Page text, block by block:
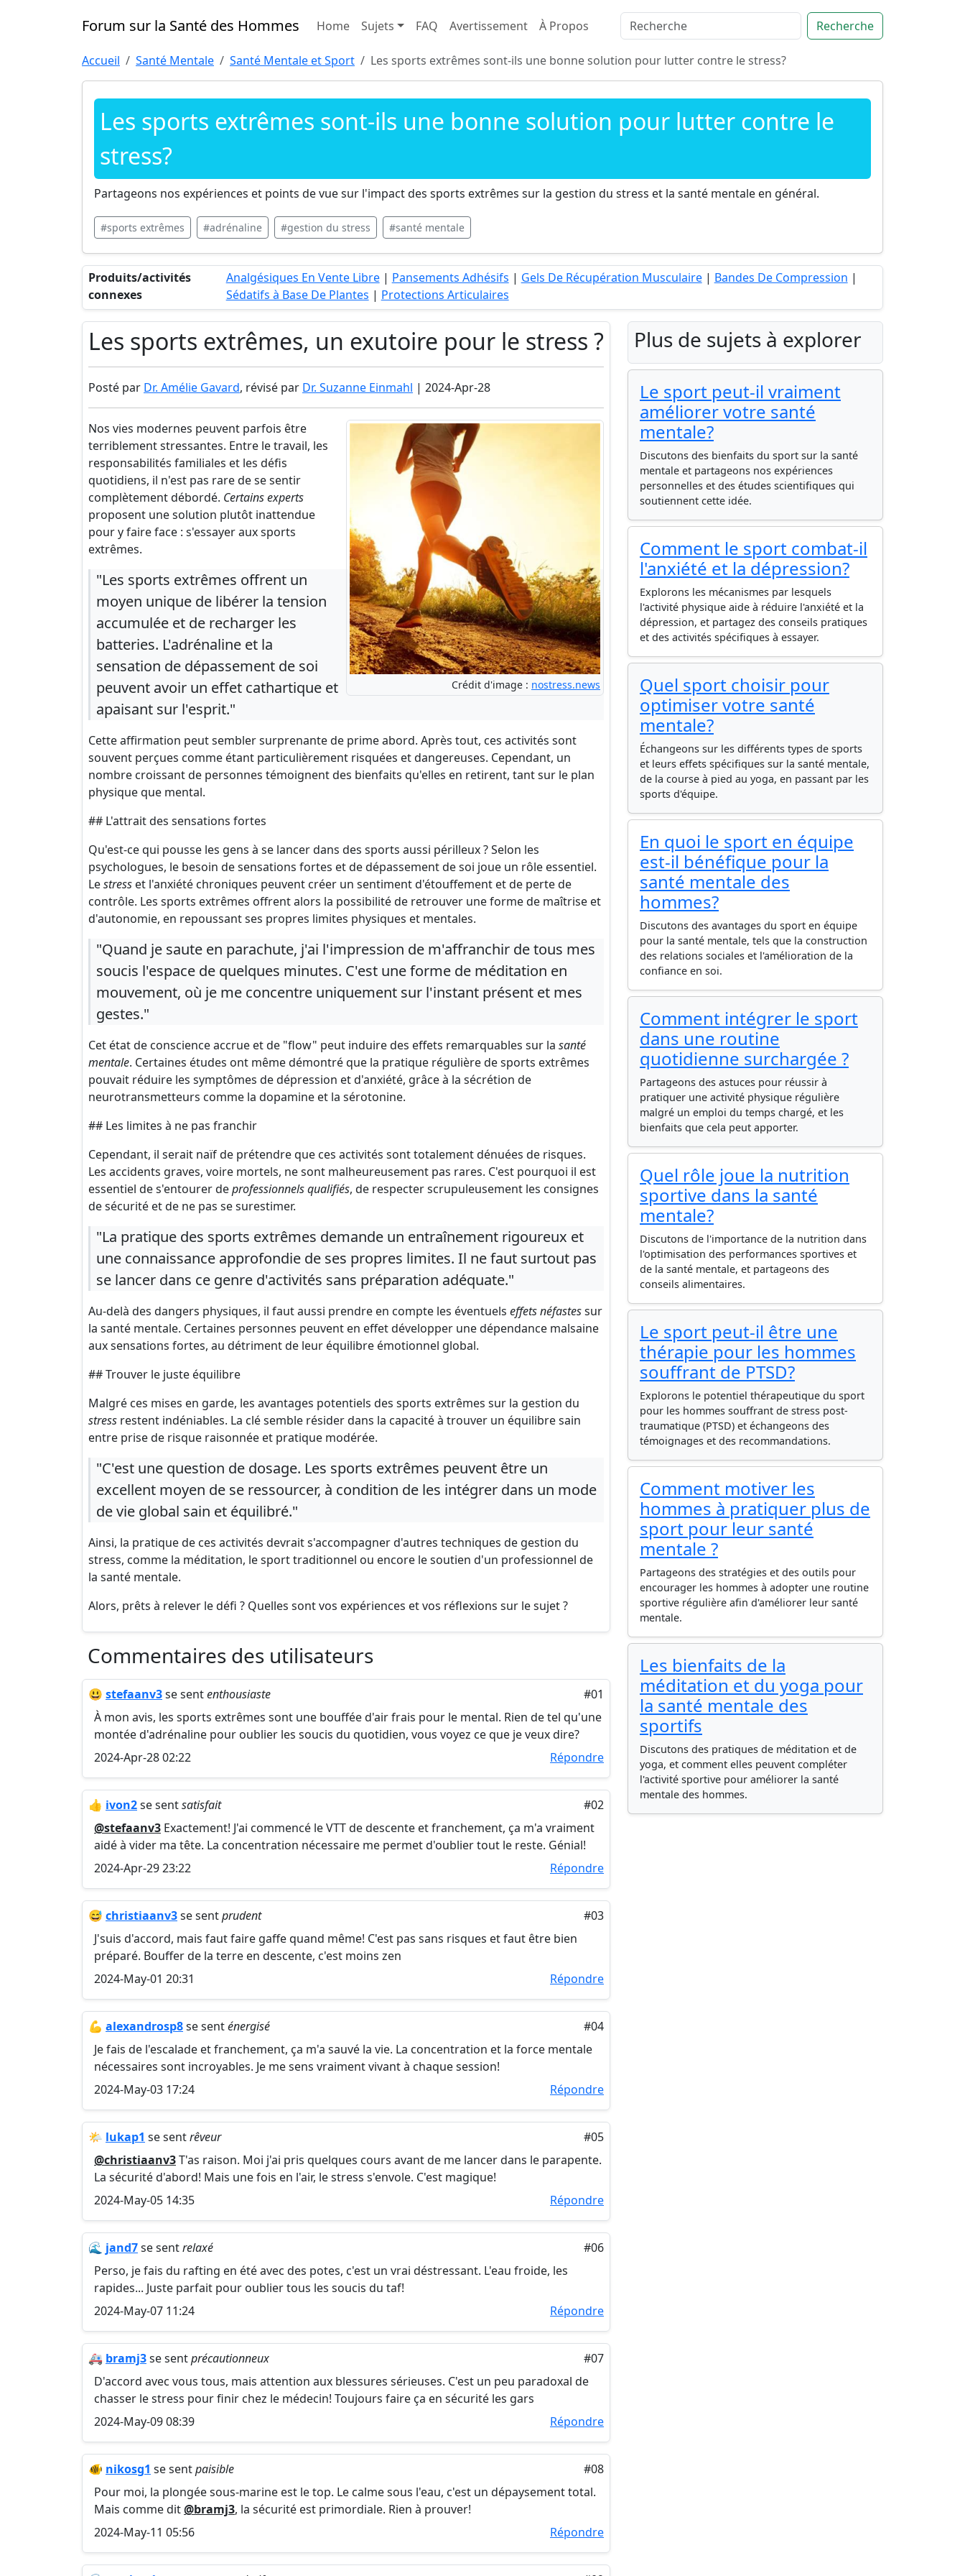
Forum sur la Santé des Hommes Home Sujets FAQ Avertissement À Propos Recherche
Accueil Santé Mentale Santé Mentale et Sport Les sports extrêmes sont-ils une bonne solution pour lutter contre le stress?
Les sports extrêmes sont-ils une bonne solution pour lutter contre le
stress?
Partageons nos expériences et points de vue sur l'impact des sports extrêmes sur la gestion du stress et la santé mentale en général.
#sports extrêmes #adrénaline #gestion du stress #santé mentale
Produits/activités
connexes
Analgésiques En Vente Libre| Pansements Adhésifs | Gels De Récupération Musculaire| Bandes De Compression |
Sédatifs à Base De Plantes | Protections Articulaires
Les sports extrêmes, un exutoire pour le stress ?
Posté par Dr. Amélie Gavard, révisé par Dr. Suzanne Einmahl | 2024-Apr-28
Crédit d'image : nostress.news
Nos vies modernes peuvent parfois être
terriblement stressantes. Entre le travail, les
responsabilités familiales et les défis
quotidiens, il n'est pas rare de se sentir
complètement débordé. Certains experts
proposent une solution plutôt inattendue
pour y faire face : s'essayer aux sports
extrêmes.
"Les sports extrêmes offrent un
moyen unique de libérer la tension
accumulée et de recharger les
batteries. L'adrénaline et la
sensation de dépassement de soi
peuvent avoir un effet cathartique et
apaisant sur l'esprit."
Cette affirmation peut sembler surprenante de prime abord. Après tout, ces activités sont
souvent perçues comme étant particulièrement risquées et dangereuses. Cependant, un
nombre croissant de personnes témoignent des bienfaits qu'elles en retirent, tant sur le plan
physique que mental.
## L'attrait des sensations fortes
Qu'est-ce qui pousse les gens à se lancer dans des sports aussi périlleux ? Selon les
psychologues, le besoin de sensations fortes et de dépassement de soi joue un rôle essentiel.
Lestress et l'anxiété chroniques peuvent créer un sentiment d'étouffement et de perte de
contrôle. Les sports extrêmes offrent alors la possibilité de retrouver une forme de maîtrise et
d'autonomie, en repoussant ses propres limites physiques et mentales.
"Quand je saute en parachute, j'ai l'impression de m'affranchir de tous mes
soucis l'espace de quelques minutes. C'est une forme de méditation en
mouvement, où je me concentre uniquement sur l'instant présent et mes
gestes."
Cet état de conscience accrue et de "flow" peut induire des effets remarquables sur la santé
mentale. Certaines études ont même démontré que la pratique régulière de sports extrêmes
pouvait réduire les symptômes de dépression et d'anxiété, grâce à la sécrétion de
neurotransmetteurs comme la dopamine et la sérotonine.
## Les limites à ne pas franchir
Cependant, il serait naïf de prétendre que ces activités sont totalement dénuées de risques.
Les accidents graves, voire mortels, ne sont malheureusement pas rares. C'est pourquoi il est
essentiel de s'entourer deprofessionnels qualifiés, de respecter scrupuleusement les consignes
de sécurité et de ne pas se surestimer.
"La pratique des sports extrêmes demande un entraînement rigoureux et
une connaissance approfondie de ses propres limites. Il ne faut surtout pas
se lancer dans ce genre d'activités sans préparation adéquate."
Au-delà des dangers physiques, il faut aussi prendre en compte les éventuels effets néfastessur
la santé mentale. Certaines personnes peuvent en effet développer une dépendance malsaine
aux sensations fortes, au détriment de leur équilibre émotionnel global.
## Trouver le juste équilibre
Malgré ces mises en garde, les avantages potentiels des sports extrêmes sur la gestion du
stress restent indéniables. La clé semble résider dans la capacité à trouver un équilibre sain
entre prise de risque raisonnée et pratique modérée.
"C'est une question de dosage. Les sports extrêmes peuvent être un
excellent moyen de se ressourcer, à condition de les intégrer dans un mode
de vie global sain et équilibré."
Ainsi, la pratique de ces activités devrait s'accompagner d'autres techniques de gestion du
stress, comme la méditation, le sport traditionnel ou encore le soutien d'un professionnel de
la santé mentale.
Alors, prêts à relever le défi ? Quelles sont vos expériences et vos réflexions sur le sujet ?
Commentaires des utilisateurs
😃 stefaanv3se sententhousiaste
#01
À mon avis, les sports extrêmes sont une bouffée d'air frais pour le mental. Rien de tel qu'une
montée d'adrénaline pour oublier les soucis du quotidien, vous voyez ce que je veux dire?
2024-Apr-28 02:22
Répondre
👍 ivon2se sentsatisfait
#02
@stefaanv3 Exactement! J'ai commencé le VTT de descente et franchement, ça m'a vraiment
aidé à vider ma tête. La concentration nécessaire me permet d'oublier tout le reste. Génial!
2024-Apr-29 23:22
Répondre
😅 christiaanv3se sentprudent
#03
J'suis d'accord, mais faut faire gaffe quand même! C'est pas sans risques et faut être bien
préparé. Bouffer de la terre en descente, c'est moins zen
2024-May-01 20:31
Répondre
💪 alexandrosp8se senténergisé
#04
Je fais de l'escalade et franchement, ça m'a sauvé la vie. La concentration et la force mentale
nécessaires sont incroyables. Je me sens vraiment vivant à chaque session!
2024-May-03 17:24
Répondre
🌤️ lukap1 se sentrêveur
#05
@christiaanv3T'as raison. Moi j'ai pris quelques cours avant de me lancer dans le parapente.
La sécurité d'abord! Mais une fois en l'air, le stress s'envole. C'est magique!
2024-May-05 14:35
Répondre
🌊 jand7se sentrelaxé
#06
Perso, je fais du rafting en été avec des potes, c'est un vrai déstressant. L'eau froide, les
rapides... Juste parfait pour oublier tous les soucis du taf!
2024-May-07 11:24
Répondre
🚑 bramj3se sentprécautionneux
#07
D'accord avec vous tous, mais attention aux blessures sérieuses. C'est un peu paradoxal de
chasser le stress pour finir chez le médecin! Toujours faire ça en sécurité les gars
2024-May-09 08:39
Répondre
🐠 nikosg1 se sentpaisible
#08
Pour moi, la plongée sous-marine est le top. Le calme sous l'eau, c'est un dépaysement total.
Mais comme dit@bramj3, la sécurité est primordiale. Rien à prouver!
2024-May-11 05:56
Répondre
Plus de sujets à explorer
Le sport peut-il vraiment
améliorer votre santé
mentale?
Discutons des bienfaits du sport sur la santé
mentale et partageons nos expériences
personnelles et des études scientifiques qui
soutiennent cette idée.
Comment le sport combat-il
l'anxiété et la dépression?
Explorons les mécanismes par lesquels
l'activité physique aide à réduire l'anxiété et la
dépression, et partagez des conseils pratiques
et des activités spécifiques à essayer.
Quel sport choisir pour
optimiser votre santé
mentale?
Échangeons sur les différents types de sports
et leurs effets spécifiques sur la santé mentale,
de la course à pied au yoga, en passant par les
sports d'équipe.
En quoi le sport en équipe
est-il bénéfique pour la
santé mentale des
hommes?
Discutons des avantages du sport en équipe
pour la santé mentale, tels que la construction
des relations sociales et l'amélioration de la
confiance en soi.
Comment intégrer le sport
dans une routine
quotidienne surchargée ?
Partageons des astuces pour réussir à
pratiquer une activité physique régulière
malgré un emploi du temps chargé, et les
bienfaits que cela peut apporter.
Quel rôle joue la nutrition
sportive dans la santé
mentale?
Discutons de l'importance de la nutrition dans
l'optimisation des performances sportives et
de la santé mentale, et partageons des
conseils alimentaires.
Le sport peut-il être une
thérapie pour les hommes
souffrant de PTSD?
Explorons le potentiel thérapeutique du sport
pour les hommes souffrant de stress post-
traumatique (PTSD) et échangeons des
témoignages et des recommandations.
Comment motiver les
hommes à pratiquer plus de
sport pour leur santé
mentale ?
Partageons des stratégies et des outils pour
encourager les hommes à adopter une routine
sportive régulière afin d'améliorer leur santé
mentale.
Les bienfaits de la
méditation et du yoga pour
la santé mentale des
sportifs
Discutons des pratiques de méditation et de
yoga, et comment elles peuvent compléter
l'activité sportive pour améliorer la santé
mentale des hommes.